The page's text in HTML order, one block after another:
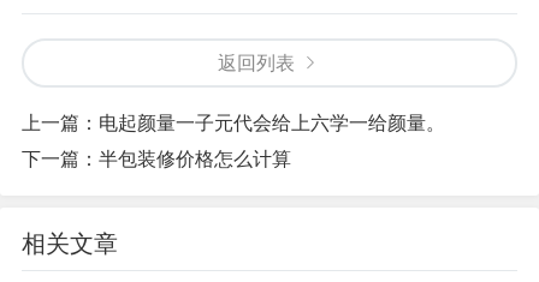
一些需要注意的价格相关细节
1. 到底什么价格算合理
合理？除了考虑公司的经验和服务质量外，还需要
返回列表
上一篇： 电起颜量一子元代会给上六学一给颜量。
下一篇： 半包装修价格怎么计算
相关文章